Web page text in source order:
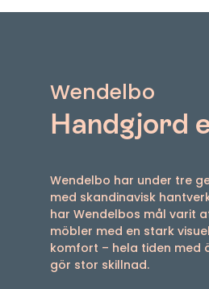
Wendelbo
Handgjord
Wendelbo har under tre
med skandinavisk
har Wendelbos mål varit
möbler med en stark
komfort – hela tiden med
gör stor skillnad.